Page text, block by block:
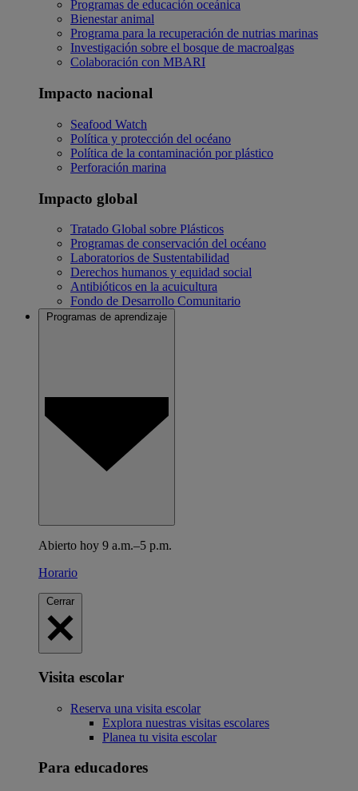
Programas de educación oceánica
Bienestar animal
Programa para la recuperación de nutrias marinas
Investigación sobre el bosque de macroalgas
Colaboración con MBARI
Impacto nacional
Seafood Watch
Política y protección del océano
Política de la contaminación por plástico
Perforación marina
Impacto global
Tratado Global sobre Plásticos
Programas de conservación del océano
Laboratorios de Sustentabilidad
Derechos humanos y equidad social
Antibióticos en la acuicultura
Fondo de Desarrollo Comunitario
Programas de aprendizaje
Abierto hoy 9 a.m.–5 p.m.
Horario
Cerrar
Visita escolar
Reserva una visita escolar
Explora nuestras visitas escolares
Planea tu visita escolar
Para educadores